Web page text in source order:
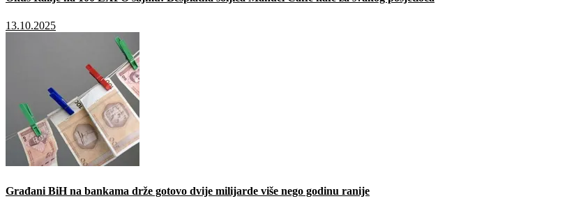
13.10.2025
Građani BiH na bankama drže gotovo dvije milijarde više nego godinu ranije